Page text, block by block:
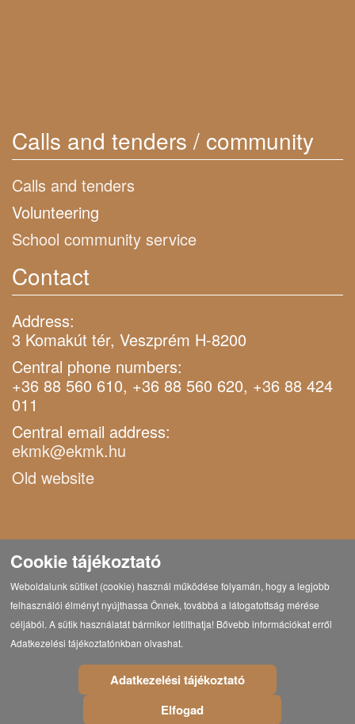
Calls and tenders / community
Calls and tenders
Volunteering
School community service
Contact
Address:
3 Komakút tér, Veszprém H-8200
Central phone numbers:
+36 88 560 610, +36 88 560 620, +36 88 424
011
Central email address:
ekmk@ekmk.hu
Old website
© Copyright 2021 Eötvös Károly Megyei Könyvtár
Cookie tájékoztató
Weboldalunk sütiket (cookie) használ működése folyamán, hogy a legjobb
felhasználói élményt nyújthassa Önnek, továbbá a látogatottság mérése
céljából. A sütik használatát bármikor letilthatja! Bővebb információkat erről
Adatkezelési tájékoztatónkban olvashat.
Adatkezelési tájékoztató
Elfogad